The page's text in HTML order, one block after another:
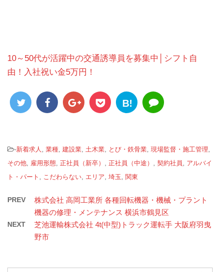
10～50代が活躍中の交通誘導員を募集中│シフト自
由！入社祝い金5万円！
B!
-新着求人 , 業種, 建設業, 土木業, とび・鉄骨業, 現場監督・施工管理,
その他, 雇用形態, 正社員（新卒） , 正社員（中途） , 契約社員 , アルバイ
ト・パート , こだわらない, エリア, 埼玉, 関東
PREV
株式会社 高岡工業所 各種回転機器・機械・プラント
機器の修理・メンテナンス 横浜市鶴見区
NEXT
芝池運輸株式会社 4t(中型)トラック運転手 大阪府羽曳
野市